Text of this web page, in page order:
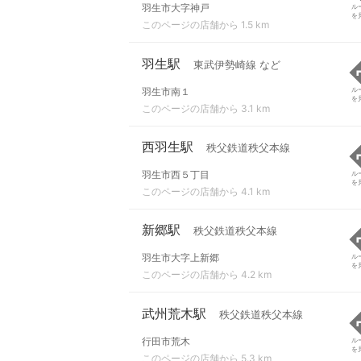
羽生市大字神戸
このページの店舗から 1.5 km
ル
を
羽生駅 東武伊勢崎線 など
羽生市南１
このページの店舗から 3.1 km
ル
を
西羽生駅 秩父鉄道秩父本線
羽生市西５丁目
このページの店舗から 4.1 km
ル
を
新郷駅 秩父鉄道秩父本線
羽生市大字上新郷
このページの店舗から 4.2 km
ル
を
武州荒木駅 秩父鉄道秩父本線
行田市荒木
このページの店舗から 5.3 km
ル
を